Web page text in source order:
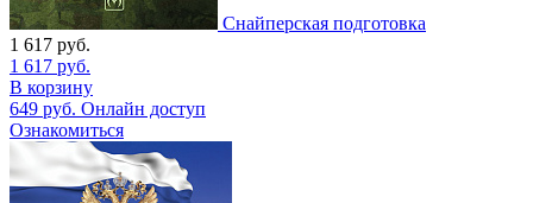
Снайперская подготовка
1 617 руб.
1 617 руб.
В корзину
649 руб. Онлайн доступ
Ознакомиться